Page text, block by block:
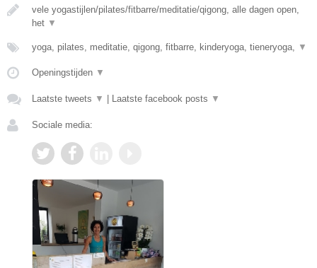
vele yogastijlen/pilates/fitbarre/meditatie/qigong, alle dagen open,
het ▼
yoga, pilates, meditatie, qigong, fitbarre, kinderyoga, tieneryoga, ▼
Openingstijden ▼
Laatste tweets ▼ | Laatste facebook posts ▼
Sociale media: